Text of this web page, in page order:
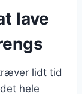
lave
lidt tid
hele